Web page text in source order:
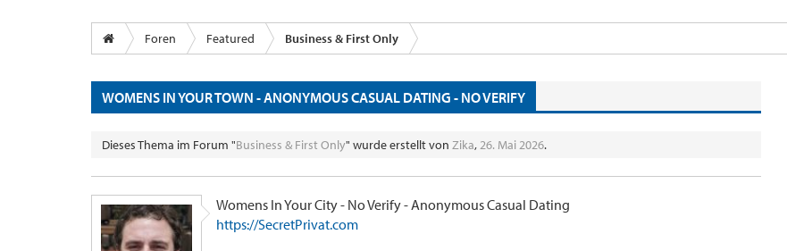
Foren Featured Business & First Only
WOMENS IN YOUR TOWN - ANONYMOUS CASUAL DATING - NO VERIFY
Dieses Thema im Forum "Business & First Only" wurde erstellt von Zika,26. Mai 2026.
Womens In Your City - No Verify - Anonymous Casual Dating
https://SecretPrivat.com